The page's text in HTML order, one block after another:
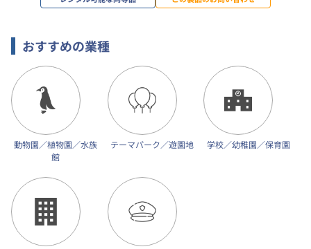
おすすめの業種
動物園／植物園／水族
館
テーマパーク／遊園地 学校／幼稚園／保育園